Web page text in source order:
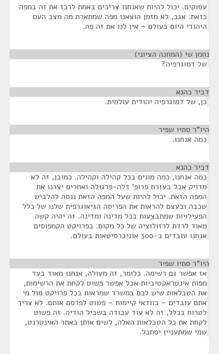
עסוקים. יכול להיות שאנחנו צריכים באמת לרכז את זה במפה
כזאת. אגב, לא מזמן הוצאנו מפה שמתארת מה מצב העם
היהודי היום בעולם – אין לנו את זה פה.
נחמן שי (המחנה הציוני)
של דמוגרפיה?
דביר כהנא
כן, של דמוגרפיה יהודית עולמית.
היו"ר סתיו שפיר
כמה אנחנו.
דביר כהנא
כמה אנחנו, כמה מונים בכל קהילה וקהילה. כמובן, זה לא
מדויק אבל בעזרת פרופ' דלה-פרגולה ואחרים יצרנו את
המפה הזאת. יכול להיות שעל המפה הזאת ננסה להלביש
שכבה ובעצם להראות את הפריסה הגיאוגרפית שלנו של כלל
הפעילויות שמתבצעות בכל מדינה ומדינה. זה יהיה קשה
מאוד לרדת לרזולוציה של כל מקום. בפרויקט הקמפוסים
אנחנו עובדים ב-300 אוניברסיטאות בעולם.
היו"ר סתיו שפיר
אז אפשר גם רשימה. כלומר, זה מעולה, אנחנו מאוד בעד
מפות אינטראקטיביות אבל אפשר פשוט לקחת את הרשימות,
את הטבלאות שיש לכם במשרד שמראות בכל פרויקט מול מי
אתם עובדים – בוודאי קיימות – פשוט לפרסם אותם. לא צריך
לטרוח בכלל, זה לא עוד עבודה בשביל הודיה. זה פשוט
לקחת את כל הטבלאות האלה, לשים אותן באתר האינטרנט,
שמי שמתעניין יסתכל.